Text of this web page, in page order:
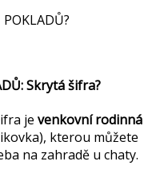
Skrytá šifra?
je venkovní rodinná
kterou můžete
na zahradě u chaty.